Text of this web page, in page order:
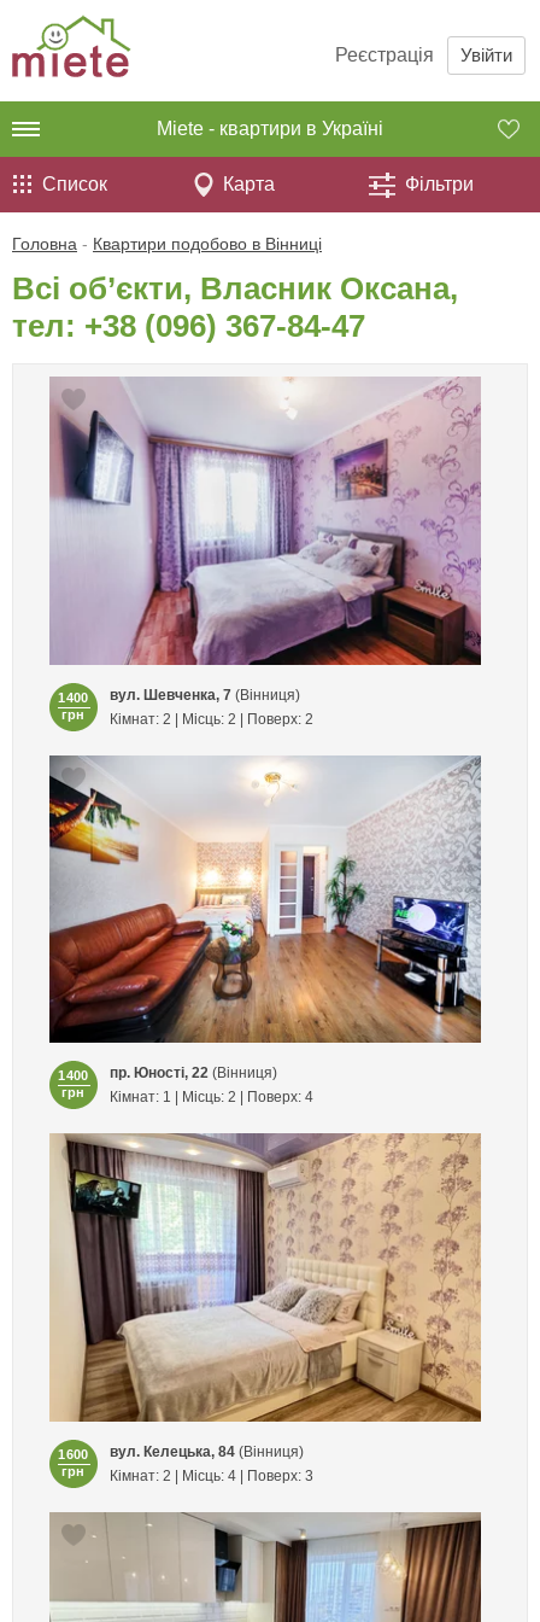
Реєстрація Увійти
Miete - квартири в Україні
Список Карта Фільтри
Головна - Квартири подобово в Вінниці
Всі об’єкти, Власник Оксана,
тел: +38 (096) 367-84-47
1400
грн
вул. Шевченка, 7(Вінниця)
Кімнат: 2 | Місць: 2 | Поверх: 2
1400
грн
пр. Юності, 22(Вінниця)
Кімнат: 1 | Місць: 2 | Поверх: 4
1600
грн
вул. Келецька, 84(Вінниця)
Кімнат: 2 | Місць: 4 | Поверх: 3